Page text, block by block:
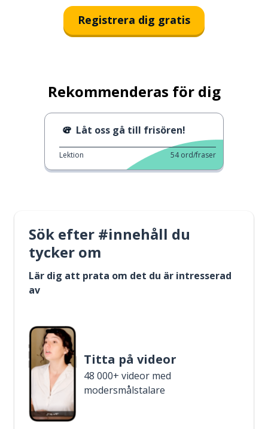
Registrera dig gratis
Rekommenderas för dig
Låt oss gå till frisören!
Lektion 54 ord/fraser
Sök efter #innehåll du
tycker om
Lär dig att prata om det du är intresserad
av
Titta på videor
48 000+ videor med
modersmålstalare